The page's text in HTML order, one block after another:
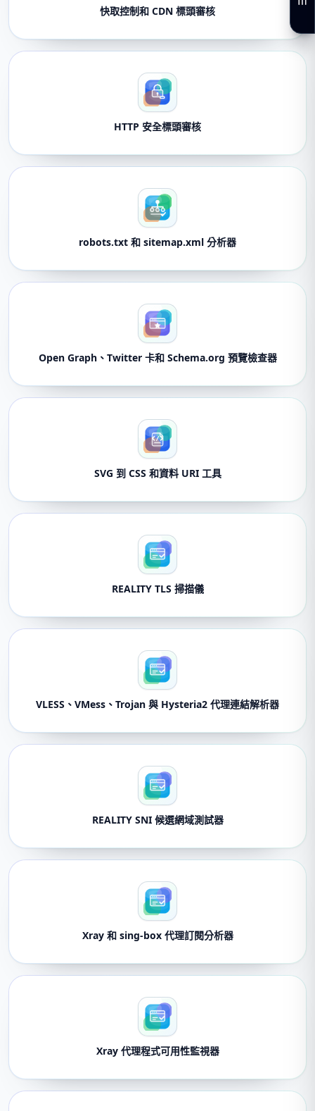
快取控制和 CDN 標頭審核
HTTP 安全標頭審核
robots.txt 和 sitemap.xml 分析器
Open Graph、Twitter 卡和 Schema.org 預覽檢查器
SVG 到 CSS 和資料 URI 工具
REALITY TLS 掃描儀
VLESS、VMess、Trojan 與 Hysteria2 代理連結解析器
REALITY SNI 候選網域測試器
Xray 和 sing-box 代理訂閱分析器
Xray 代理程式可用性監視器